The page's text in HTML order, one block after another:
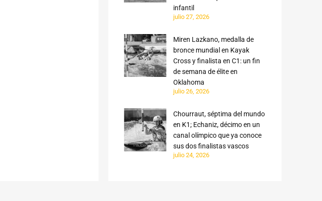
infantil
julio 27, 2026
Miren Lazkano, medalla de
bronce mundial en Kayak
Cross y finalista en C1: un fin
de semana de élite en
Oklahoma
julio 26, 2026
Chourraut, séptima del mundo
en K1; Echaniz, décimo en un
canal olímpico que ya conoce
sus dos finalistas vascos
julio 24, 2026